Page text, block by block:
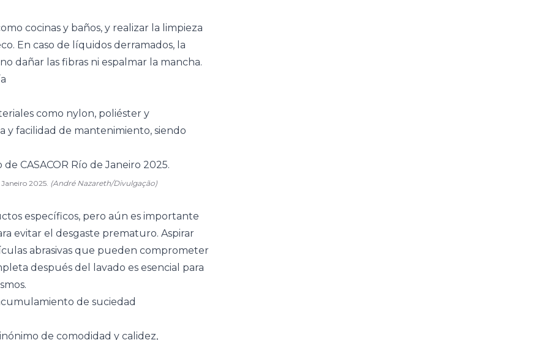
cocinas y baños, y realizar la limpieza
En caso de líquidos derramados, la
dañar las fibras ni espalmar la mancha.
como nylon, poliéster y
y facilidad de mantenimiento, siendo
2025. (André Nazareth/Divulgação)
específicos, pero aún es importante
evitar el desgaste prematuro. Aspirar
abrasivas que pueden comprometer
después del lavado es esencial para
de suciedad
de comodidad y calidez,